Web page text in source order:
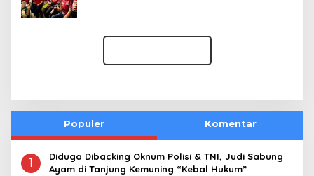
Populer Komentar
1
Diduga Dibacking Oknum Polisi & TNI, Judi Sabung
Ayam di Tanjung Kemuning “Kebal Hukum”